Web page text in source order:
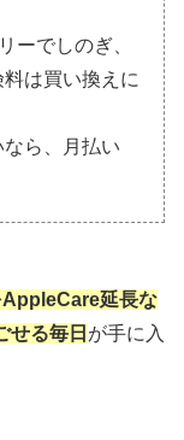
ーでしのぎ、
は買い換えに
ら、月払い
延長な
せる毎日 が手に入